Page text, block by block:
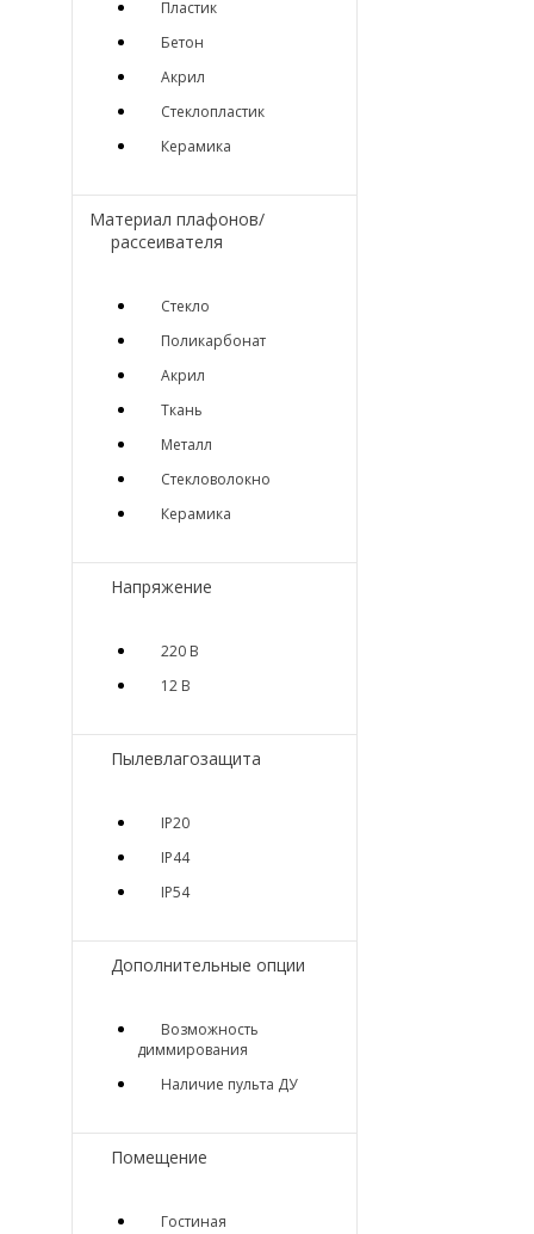
Пластик
Бетон
Акрил
Стеклопластик
Керамика
Материал плафонов/
рассеивателя
Стекло
Поликарбонат
Акрил
Ткань
Металл
Стекловолокно
Керамика
Напряжение
220 В
12 В
Пылевлагозащита
IP20
IP44
IP54
Дополнительные опции
Возможность
диммирования
Наличие пульта ДУ
Помещение
Гостиная